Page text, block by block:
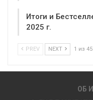
Итоги и
2025 г.
PREV NEXT 1 из 45
ОБ